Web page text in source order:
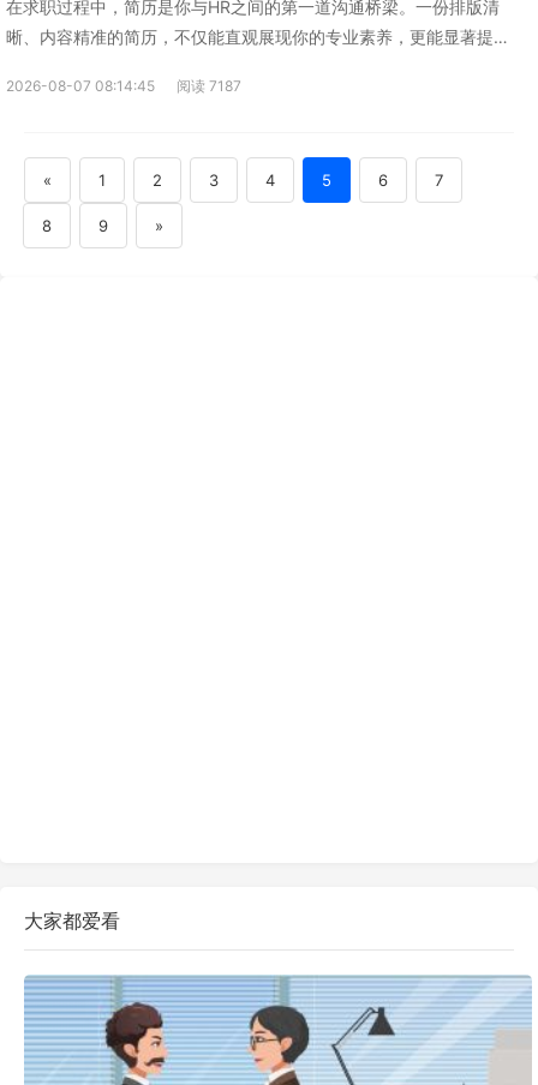
在求职过程中，简历是你与HR之间的第一道沟通桥梁。一份排版清
晰、内容精准的简历，不仅能直观展现你的专业素养，更能显著提升
步。
2026-08-07 08:14:45 阅读 7187
« 1 2 3 4 5 6 7
8 9 »
大家都爱看